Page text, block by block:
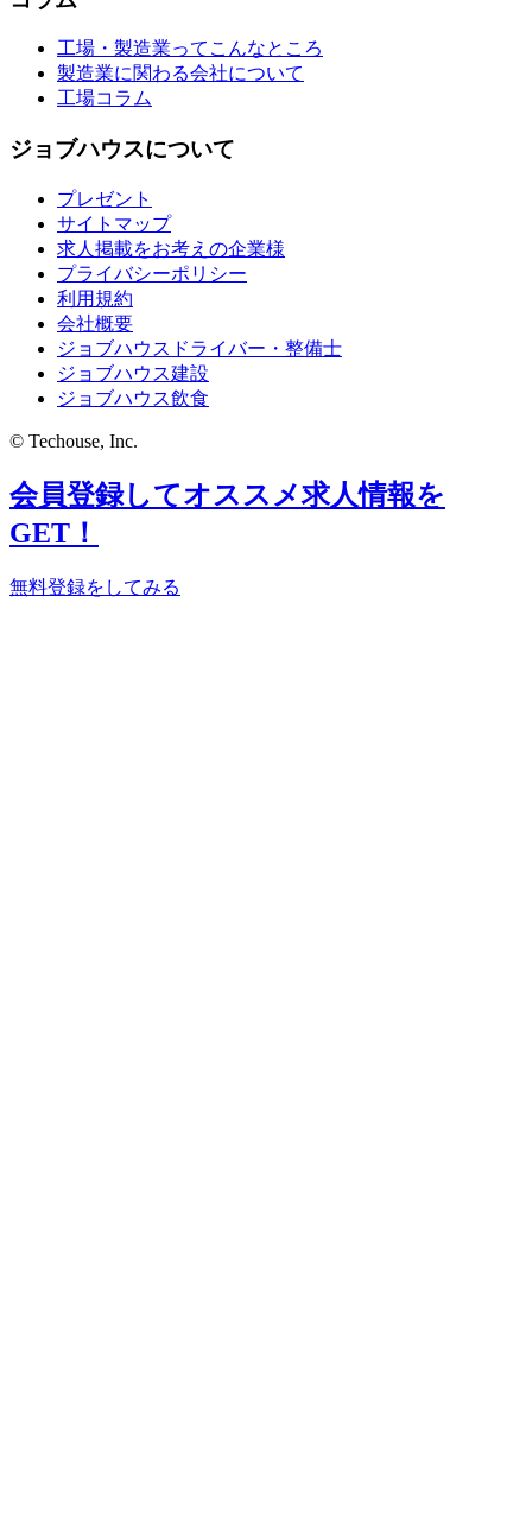
工場・製造業ってこんなところ
製造業に関わる会社について
工場コラム
ジョブハウスについて
プレゼント
サイトマップ
求人掲載をお考えの企業様
プライバシーポリシー
利用規約
会社概要
ジョブハウスドライバー・整備士
ジョブハウス建設
ジョブハウス飲食
© Techouse, Inc.
会員登録してオススメ求人情報を
GET！
無料登録をしてみる